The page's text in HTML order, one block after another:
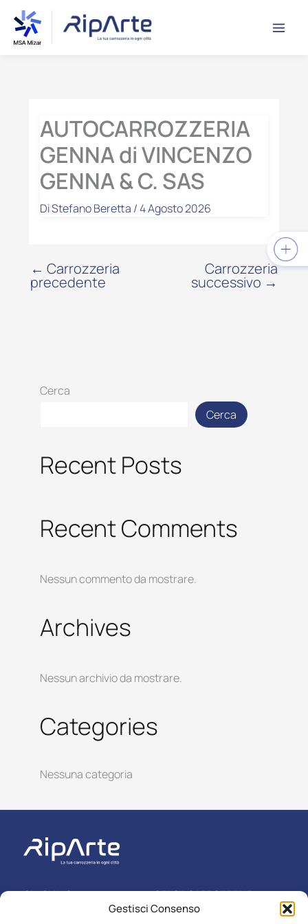
Gestisci Consenso
contenuto
contenuto
AUTOCARROZZERIA
GENNA di VINCENZO
GENNA & C. SAS
DiStefano Beretta /4 Agosto 2026
← Carrozzeria
precedente
Carrozzeria
successivo →
Cerca
Cerca
Recent Posts
Recent Comments
Nessun commento da mostrare.
Archives
Nessun archivio da mostrare.
Categories
Nessuna categoria
CHI SIAMO
CERCA CARROZZERIE